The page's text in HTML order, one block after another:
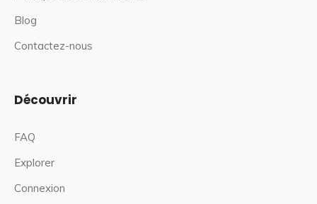
Blog
Contactez-nous
Découvrir
FAQ
Explorer
Connexion